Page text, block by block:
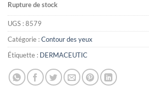
Rupture de stock
UGS :8579
Catégorie :Contour des yeux
Étiquette : DERMACEUTIC